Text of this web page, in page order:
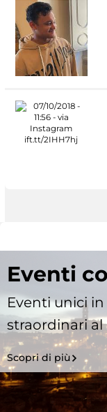
Eventi
Eventi unici
straordinari
Scopri di più